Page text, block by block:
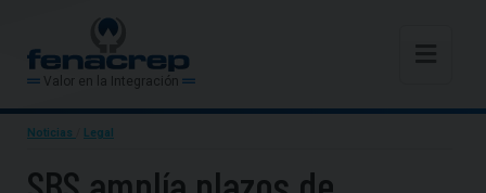
Valor en la Integración
Noticias Legal